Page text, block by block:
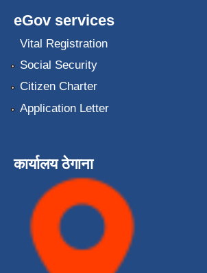
eGov services
Vital Registration
Social Security
Citizen Charter
Application Letter
कार्यालय ठेगाना